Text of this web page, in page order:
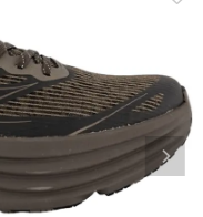
wishlist